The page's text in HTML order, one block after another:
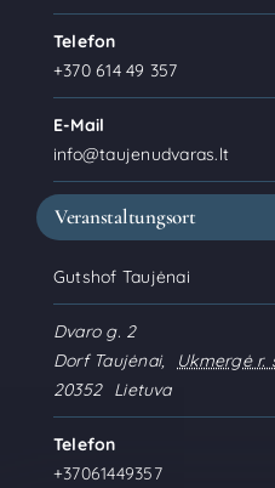
Veranstaltungsort
Gutshof Taujėnai
Dvaro g. 2
Dorf Taujėnai, Ukmergė r.
20352 Lietuva
Telefon
+37061449357
Telefon
+370 614 49 357
E-Mail
info@taujenudvaras.lt